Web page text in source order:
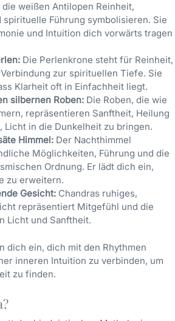
weißen Antilopen Reinheit,
Führung symbolisieren. Sie
und Intuition dich vorwärts tragen
Die Perlenkrone steht für Reinheit,
zur spirituellen Tiefe. Sie
Klarheit oft in Einfachheit liegt.
silbernen Roben: Die Roben, die wie
repräsentieren Sanftheit, Heilung
Licht in die Dunkelheit zu bringen.
Himmel: Der Nachthimmel
Möglichkeiten, Führung und die
Ordnung. Er lädt dich ein,
zu erweitern.
Gesicht: Chandras ruhiges,
repräsentiert Mitgefühl und die
Licht und Sanftheit.
dich ein, dich mit den Rhythmen
inneren Intuition zu verbinden, um
zu finden.